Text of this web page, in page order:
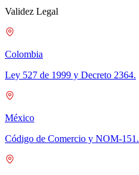
Validez Legal
Colombia
Ley 527 de 1999 y Decreto 2364.
México
Código de Comercio y NOM-151.